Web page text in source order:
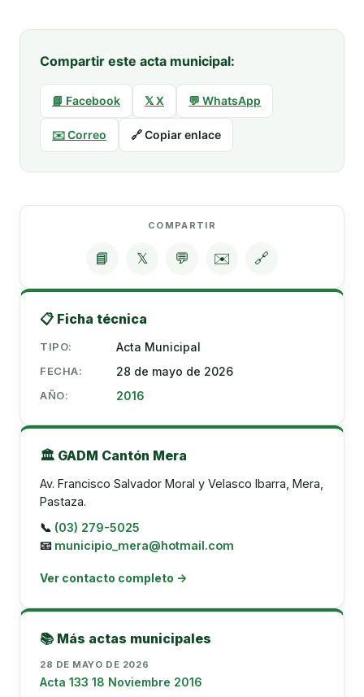
Compartir este acta municipal:
📘 Facebook 𝕏 X 💬 WhatsApp
✉️ Correo 🔗 Copiar enlace
COMPARTIR
📘 𝕏 💬 ✉️ 🔗
📋 Ficha técnica
TIPO: Acta Municipal
FECHA: 28 de mayo de 2026
AÑO: 2016
🏛️ GADM Cantón Mera
Av. Francisco Salvador Moral y Velasco Ibarra, Mera,
Pastaza.
📞 (03) 279-5025
📧 municipio_mera@hotmail.com
Ver contacto completo →
📚 Más actas municipales
28 DE MAYO DE 2026
Acta 133 18 Noviembre 2016